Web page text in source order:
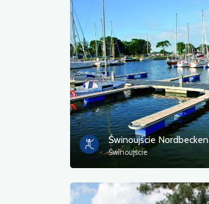
Świnoujście Nordbecken
Świnoujście